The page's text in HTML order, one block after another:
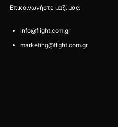
Επικοινωνήστε μαζί μας:
info@flight.com.gr
marketing@flight.com.gr